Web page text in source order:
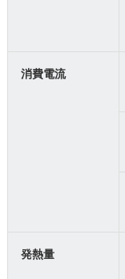
消費電流
発熱量